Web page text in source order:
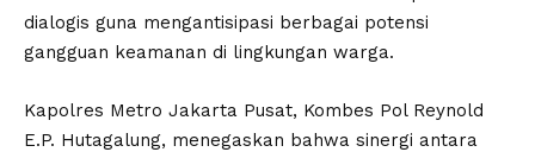
dialogis guna mengantisipasi berbagai potensi
gangguan keamanan di lingkungan warga.
Kapolres Metro Jakarta Pusat, Kombes Pol Reynold
E.P. Hutagalung, menegaskan bahwa sinergi antara